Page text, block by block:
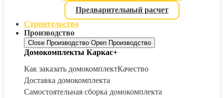
Предварительный расчет
Строительство
Производство
Close Производство Open Производство
Домокомплекты Каркас+
Как заказать домокомплектКачество
Доставка домокомплекта
Самостоятельная сборка домокомплекта